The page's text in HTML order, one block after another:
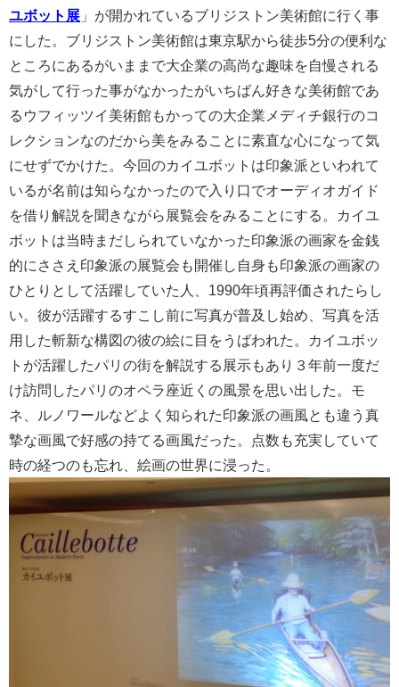
ユボット展 」が開かれているブリジストン美術館に行く事
にした。ブリジストン美術館は東京駅から徒歩5分の便利な
ところにあるがいままで大企業の高尚な趣味を自慢される
気がして行った事がなかったがいちばん好きな美術館であ
るウフィッツイ美術館もかっての大企業メディチ銀行のコ
レクションなのだから美をみることに素直な心になって気
にせずでかけた。今回のカイユボットは印象派といわれて
いるが名前は知らなかったので入り口でオーディオガイド
を借り解説を聞きながら展覧会をみることにする。カイユ
ボットは当時まだしられていなかった印象派の画家を金銭
的にささえ印象派の展覧会も開催し自身も印象派の画家の
ひとりとして活躍していた人、1990年頃再評価されたらし
い。彼が活躍するすこし前に写真が普及し始め、写真を活
用した斬新な構図の彼の絵に目をうばわれた。カイユボッ
トが活躍したパリの街を解説する展示もあり３年前一度だ
け訪問したパリのオペラ座近くの風景を思い出した。モ
ネ、ルノワールなどよく知られた印象派の画風とも違う真
摯な画風で好感の持てる画風だった。点数も充実していて
時の経つのも忘れ、絵画の世界に浸った。